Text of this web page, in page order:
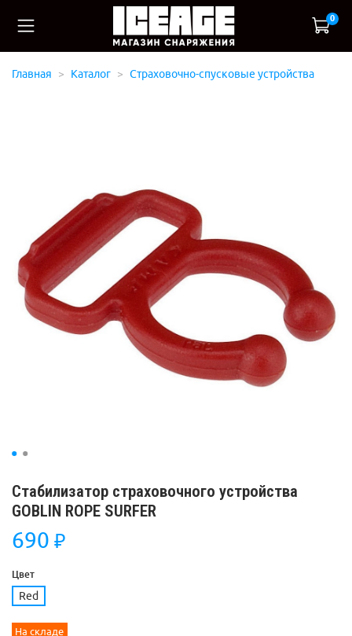
0
Главная Каталог Страховочно-спусковые устройства
Стабилизатор страховочного устройства
GOBLIN ROPE SURFER
690 ₽
Цвет
Red
На складе